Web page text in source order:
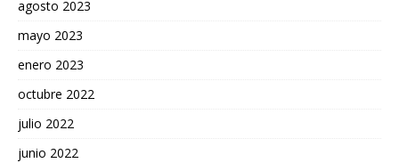
agosto 2023
mayo 2023
enero 2023
octubre 2022
julio 2022
junio 2022